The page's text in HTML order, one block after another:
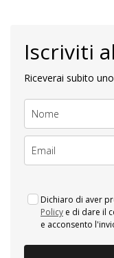
Iscriviti
Riceverai subito
Dichiaro di aver
Policy e di dare il
e acconsento